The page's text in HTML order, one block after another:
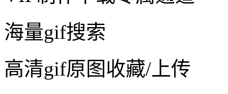
海量gif搜索
高清gif原图收藏/上传